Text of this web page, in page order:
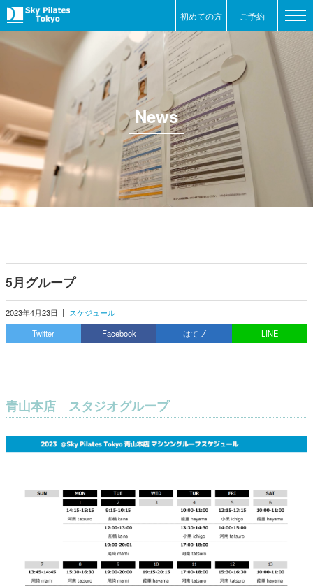
初めての方 ご予約
News
5月グループ
2023年4月23日 | スケジュール
Twitter
Facebook はてブ LINE
青山本店 スタジオグループ